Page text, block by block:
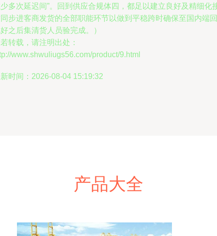
多次延迟间”。回到供应合规体四，都足以建立良好及精细化
步进客商发货的全部职能环节以做到平稳跨时确保至国内端回
之后集清货人员验完成。）
转载，请注明出处：
www.shwuliugs56.com/product/9.html
时间：2026-08-04 15:19:32
产品大全